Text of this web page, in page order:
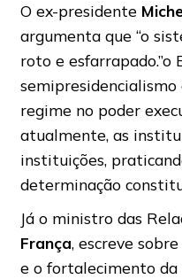
O ex-presidente
argumenta que “o
roto e esfarrapado.”o
regime no poder
atualmente, as
instituições,
determinação
Já o ministro das
França, escreve
e o fortalecimento da